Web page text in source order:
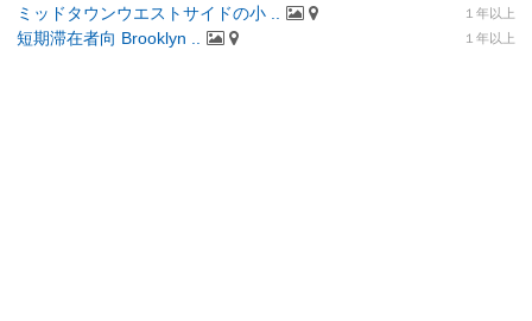
ミッドタウンウエストサイドの小 .. １年以上
短期滞在者向 Brooklyn .. １年以上